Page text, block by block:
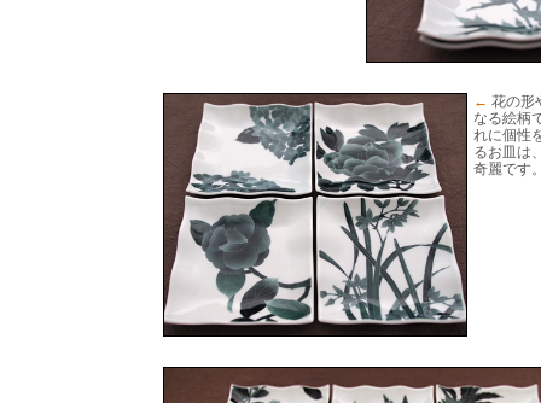
← 花の形
なる絵柄
れに個性
るお皿は
奇麗です